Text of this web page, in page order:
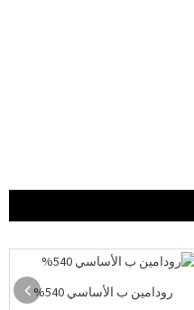
رودامين ب الأساسي 540%